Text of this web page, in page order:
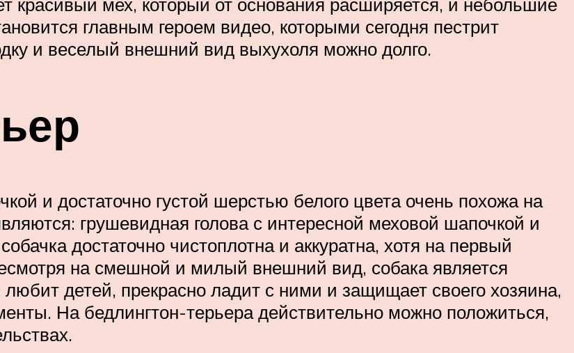
главным героем видео, которыми сегодня пестрит
и веселый внешний вид выхухоля можно долго.
и достаточно густой шерстью белого цвета очень похожа на
грушевидная голова с интересной меховой шапочкой и
достаточно чистоплотна и аккуратна, хотя на первый
на смешной и милый внешний вид, собака является
детей, прекрасно ладит с ними и защищает своего хозяина,
На бедлингтон-терьера действительно можно положиться,